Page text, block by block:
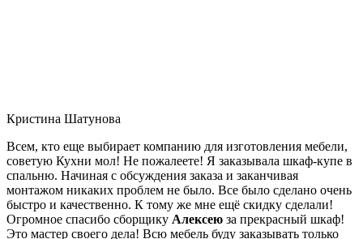
Кристина Шатунова
Всем, кто еще выбирает компанию для изготовления мебели,
советую Кухни мол! Не пожалеете! Я заказывала шкаф-купе в
спальню. Начиная с обсуждения заказа и заканчивая
монтажом никаких проблем не было. Все было сделано очень
быстро и качественно. К тому же мне ещё скидку сделали!
Огромное спасибо сборщику Алексею за прекрасный шкаф!
Это мастер своего дела! Всю мебель буду заказывать только